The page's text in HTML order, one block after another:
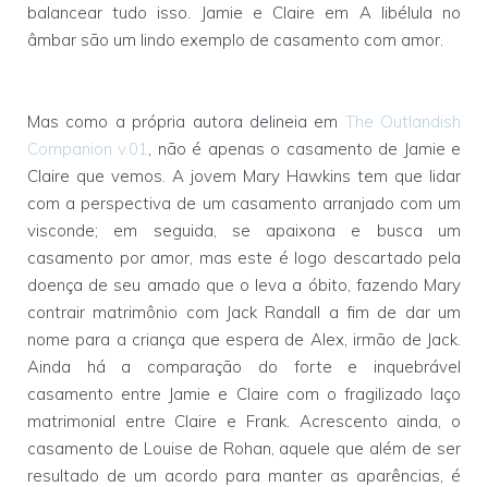
balancear tudo isso. Jamie e Claire em A libélula no
âmbar são um lindo exemplo de casamento com amor.
Mas como a própria autora delineia em The Outlandish
Companion v.01, não é apenas o casamento de Jamie e
Claire que vemos. A jovem Mary Hawkins tem que lidar
com a perspectiva de um casamento arranjado com um
visconde; em seguida, se apaixona e busca um
casamento por amor, mas este é logo descartado pela
doença de seu amado que o leva a óbito, fazendo Mary
contrair matrimônio com Jack Randall a fim de dar um
nome para a criança que espera de Alex, irmão de Jack.
Ainda há a comparação do forte e inquebrável
casamento entre Jamie e Claire com o fragilizado laço
matrimonial entre Claire e Frank. Acrescento ainda, o
casamento de Louise de Rohan, aquele que além de ser
resultado de um acordo para manter as aparências, é